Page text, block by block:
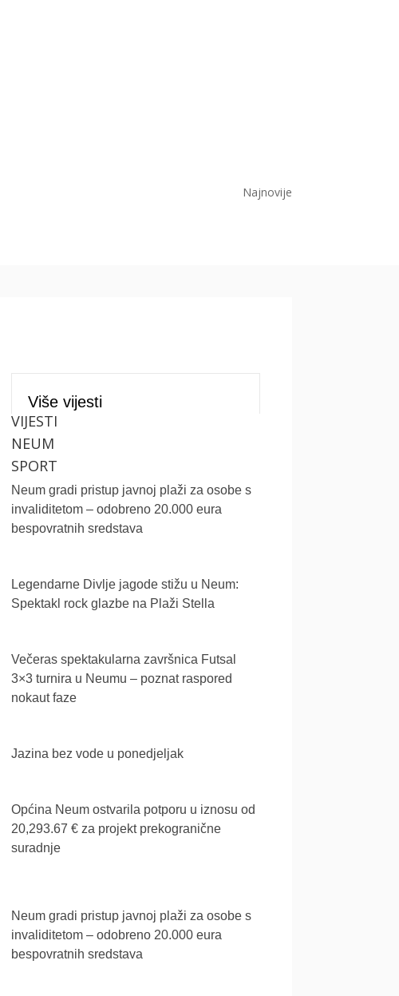
Najnovije
Više vijesti
VIJESTI
NEUM
SPORT
Neum gradi pristup javnoj plaži za osobe s
invaliditetom – odobreno 20.000 eura
bespovratnih sredstava
Legendarne Divlje jagode stižu u Neum:
Spektakl rock glazbe na Plaži Stella
Večeras spektakularna završnica Futsal
3×3 turnira u Neumu – poznat raspored
nokaut faze
Jazina bez vode u ponedjeljak
Općina Neum ostvarila potporu u iznosu od
20,293.67 € za projekt prekogranične
suradnje
Neum gradi pristup javnoj plaži za osobe s
invaliditetom – odobreno 20.000 eura
bespovratnih sredstava